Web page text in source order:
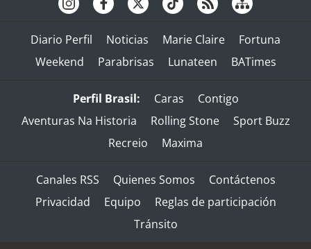
Diario Perfil Noticias Marie Claire
Fortuna
Weekend
Parabrisas Lunateen BATimes
Perfil Brasil: Caras
Contigo
Aventuras Na Historia
Rolling Stone
Sport Buzz
Recreio
Maxima
Canales RSS Quienes Somos
Contáctenos
Privacidad
Equipo
Reglas de participación
Tránsito